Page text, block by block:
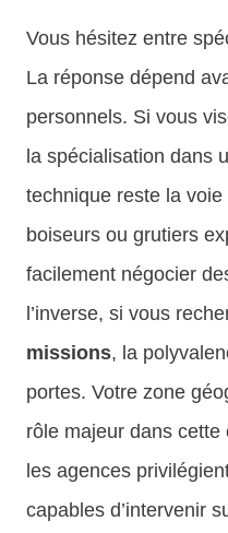
Vous hésitez entre
La réponse dépend
personnels. Si vous
la spécialisation dans
technique reste la
boiseurs ou grutiers
facilement négocier
l’inverse, si vous
missions, la
portes. Votre zone
rôle majeur dans
les agences
capables d’intervenir